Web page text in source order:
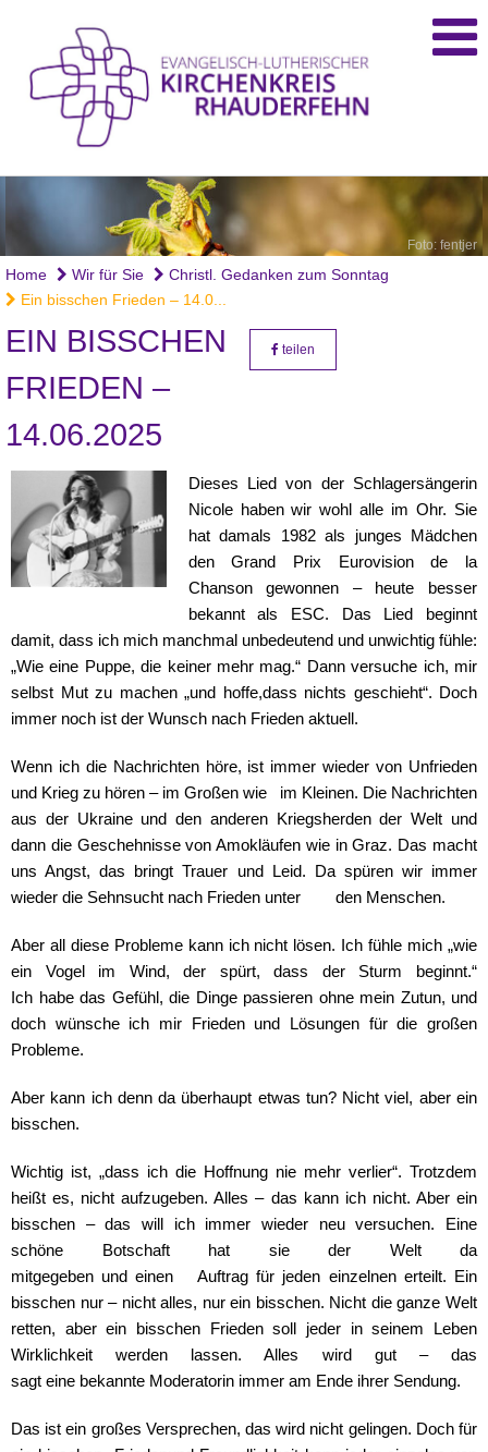
Foto: fentjer
Home Wir für Sie
Christl. Gedanken zum Sonntag
Ein bisschen Frieden – 14.0...
EIN BISSCHEN
FRIEDEN –
14.06.2025
teilen
Dieses Lied von der Schlagersängerin
Nicole haben wir wohl alle im Ohr. Sie
hat damals 1982 als junges Mädchen
den Grand Prix Eurovision de la
Chanson gewonnen – heute besser
bekannt als ESC. Das Lied beginnt
damit, dass ich mich manchmal unbedeutend und unwichtig fühle:
„Wie eine Puppe, die keiner mehr mag.“ Dann versuche ich, mir
selbst Mut zu machen „und hoffe,dass nichts geschieht“. Doch
immer noch ist der Wunsch nach Frieden aktuell.
Wenn ich die Nachrichten höre, ist immer wieder von Unfrieden
und Krieg zu hören – im Großen wie im Kleinen. Die Nachrichten
aus der Ukraine und den anderen Kriegsherden der Welt und
dann die Geschehnisse von Amokläufen wie in Graz. Das macht
uns Angst, das bringt Trauer und Leid. Da spüren wir immer
wieder die Sehnsucht nach Frieden unter den Menschen.
Aber all diese Probleme kann ich nicht lösen. Ich fühle mich „wie
ein Vogel im Wind, der spürt, dass der Sturm beginnt.“
Ich habe das Gefühl, die Dinge passieren ohne mein Zutun, und
doch wünsche ich mir Frieden und Lösungen für die großen
Probleme.
Aber kann ich denn da überhaupt etwas tun? Nicht viel, aber ein
bisschen.
Wichtig ist, „dass ich die Hoffnung nie mehr verlier“. Trotzdem
heißt es, nicht aufzugeben. Alles – das kann ich nicht. Aber ein
bisschen – das will ich immer wieder neuversuchen. Eine
schöne Botschaft hat sie der Welt da
mitgegeben und einen Auftrag für jeden einzelnen erteilt. Ein
bisschen nur – nicht alles, nur ein bisschen. Nicht die ganze Welt
retten, aber ein bisschen Frieden soll jeder inseinem Leben
Wirklichkeit werden lassen. Alles wird gut – das
sagt eine bekannte Moderatorin immer am Ende ihrer Sendung.
Das ist ein großes Versprechen, das wird nicht gelingen. Doch für